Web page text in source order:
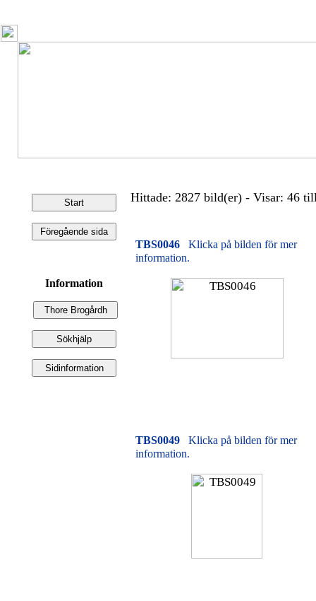
Information
Hittade: 2827 bild(er) - Visar: 46
TBS0046
Klicka på bilden för mer
information.
TBS0049
Klicka på bilden för mer
information.